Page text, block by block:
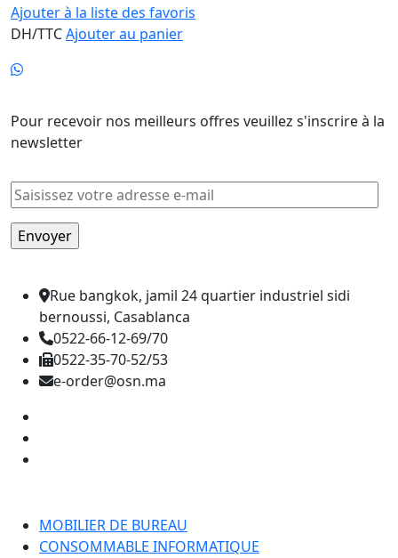
Ajouter à la liste des favoris
DH/TTCAjouter au panier
Pour recevoir nos meilleurs offres veuillez s'inscrire à la
newsletter
Rue bangkok, jamil 24 quartier industriel sidi
bernoussi, Casablanca
0522-66-12-69/70
0522-35-70-52/53
e-order@osn.ma
MOBILIER DE BUREAU
CONSOMMABLE INFORMATIQUE